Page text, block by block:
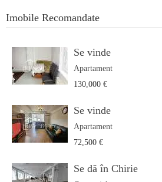
Imobile Recomandate
Se vinde
Apartament
130,000 €
Se vinde
Apartament
72,500 €
Se dă în Chirie